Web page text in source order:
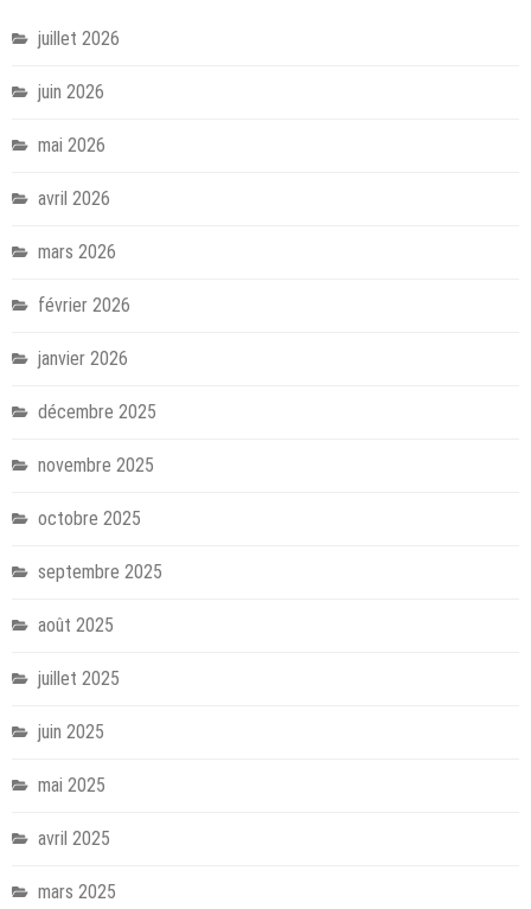
juillet 2026
juin 2026
mai 2026
avril 2026
mars 2026
février 2026
janvier 2026
décembre 2025
novembre 2025
octobre 2025
septembre 2025
août 2025
juillet 2025
juin 2025
mai 2025
avril 2025
mars 2025